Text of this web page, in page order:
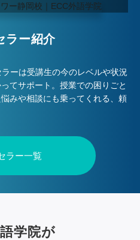
ラー紹介
ーは受講生の今のレベルや状況
てサポート。授業での困りごと
みや相談にも乗ってくれる、頼
ラー一覧
学院が